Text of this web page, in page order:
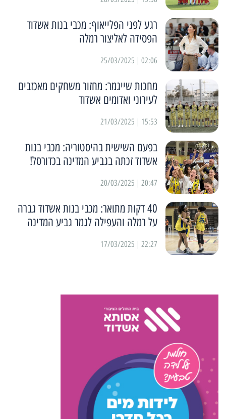
רגע לפני הפלייאוף: מכבי בנות אשדוד
הפסידה לאליצור רמלה
02:06 | 25/03/2025
מחכות שייגמר: מחזור משחקים מאכזבים
לעירוני ואדומים אשדוד
15:53 | 21/03/2025
בפעם השישית בהיסטוריה: מכבי בנות
אשדוד זכתה בגביע המדינה בכדורסל!
20:47 | 20/03/2025
40 דקות מתואר: מכבי בנות אשדוד גברה
על רמלה והעפילה לגמר גביע המדינה
22:27 | 17/03/2025